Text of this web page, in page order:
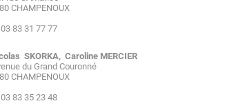
CHAMPENOUX
03 83 31 77 77
SKORKA, Caroline MERCIER
du Grand Couronné
CHAMPENOUX
83 35 23 48